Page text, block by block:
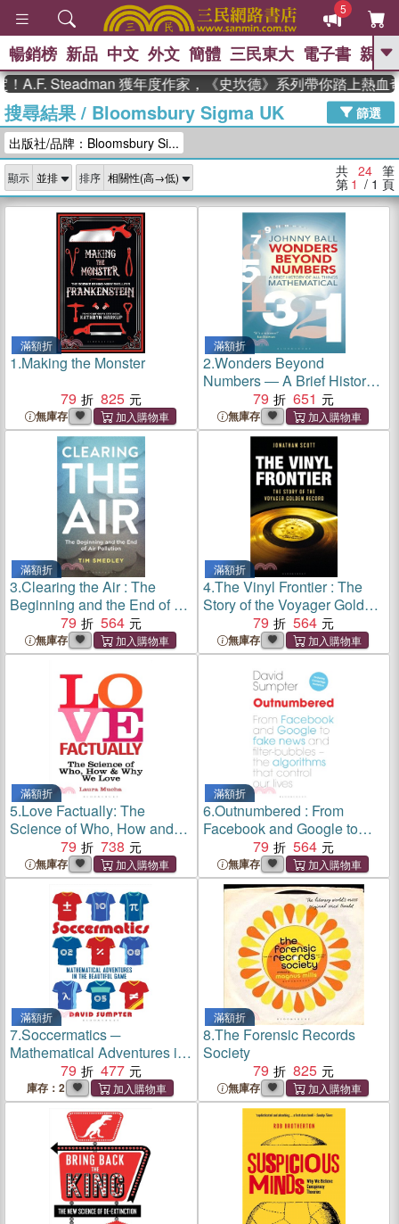
5
GO
熱搜： 東野圭吾 、 The Odyssey 、
父親節 、 如果歷史是一群喵 、 暑期
推薦
念華 、 台灣的李登輝時代 、 數學女
孩：黎曼猜想
偉大的迷走神經
暢銷榜 新品 中文 外文 簡體 三民東大 電子書 親子
Steadman 獲年度作家，《史坎德》系列帶你踏上熱血奇幻
搜尋結果/ Bloomsbury Sigma UK
篩選
出版社/品牌：Bloomsbury Si...
顯示 排序 共 24 筆
第 1 / 1 頁
滿額折
1.Making the Monster
79
825
無庫存
滿額折
2.Wonders Beyond
Numbers ― A Brief History
of All Things Mathematical
79 651
無庫存
滿額折
3.Clearing the Air : The
Beginning and the End of Air
Pollution79 564
無庫存
滿額折
4.The Vinyl Frontier : The
Story of the Voyager Golden
79 564
無庫存
滿額折
5.Love Factually: The
Science of Who, How and
Why We Love
79 738
無庫存
滿額折
6.Outnumbered : From
Facebook and Google to
Fake News and Filter-
bubbles
79 564
無庫存
滿額折
7.Soccermatics ─
Mathematical Adventures in
the Beautiful Game: Pro-
Edition
79 477
庫存：2
滿額折
8.The Forensic Records
Society
79
825
無庫存